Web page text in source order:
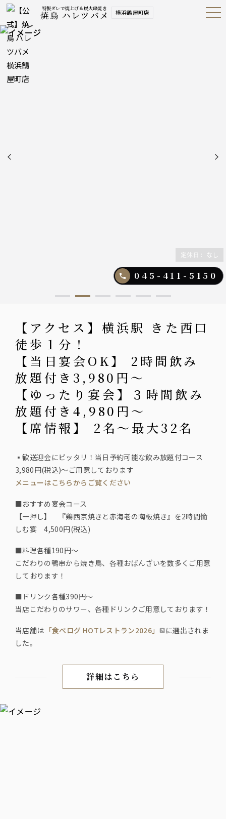
特製ダレで焼上げる炭火串焼き
焼鳥 ハレツバメ 横浜鶴屋町店 Open
Navig
045-411-5150
定休日 : なし
【アクセス】横浜駅 きた西口
徒歩１分！
【当日宴会OK】 2時間飲み
放題付き3,980円〜
【ゆったり宴会】３時間飲み
放題付き4,980円〜
【席情報】 2名〜最大32名
▪️歓送迎会にピッタリ！当日予約可能な飲み放題付コース
3,980円(税込)～ご用意しております
メニューはこちらからご覧ください
■おすすめ宴会コース
【一押し】 『鶏西京焼きと赤海老の陶板焼き』を2時間愉
しむ宴 4,500円(税込)
■料理各種190円〜
こだわりの鴨串から焼き鳥、各種おばんざいを数多くご用意
しております！
■ドリンク各種390円〜
当店こだわりのサワー、各種ドリンクご用意しております！
当店舗は 「食べログ HOTレストラン2026」
に選出されま
した。
【アクセス】横浜駅 きた西
詳細はこちら